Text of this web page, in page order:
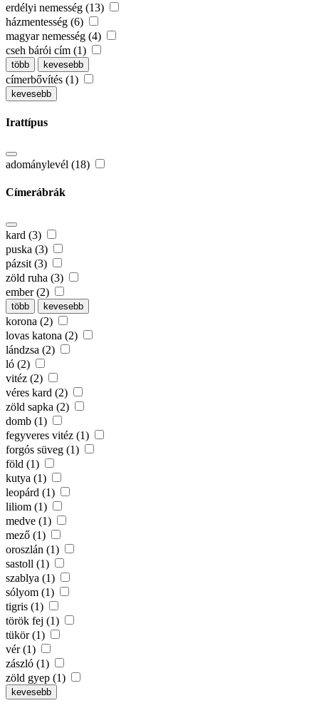
erdélyi nemesség (13)
házmentesség (6)
magyar nemesség (4)
cseh bárói cím (1)
több kevesebb
címerbővítés (1)
kevesebb
Irattípus
adománylevél (18)
Címerábrák
kard (3)
puska (3)
pázsit (3)
zöld ruha (3)
ember (2)
több kevesebb
korona (2)
lovas katona (2)
lándzsa (2)
ló (2)
vitéz (2)
véres kard (2)
zöld sapka (2)
domb (1)
fegyveres vitéz (1)
forgós süveg (1)
föld (1)
kutya (1)
leopárd (1)
liliom (1)
medve (1)
mező (1)
oroszlán (1)
sastoll (1)
szablya (1)
sólyom (1)
tigris (1)
török fej (1)
tükör (1)
vér (1)
zászló (1)
zöld gyep (1)
kevesebb